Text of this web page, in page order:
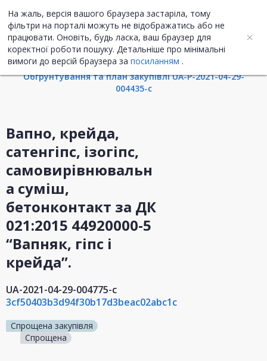
На жаль, версія вашого браузера застаріла, тому
фільтри на порталі можуть не відображатись або не
працювати. Оновіть, будь ласка, ваш браузер для
коректної роботи пошуку. Детальніше про мінімальні
вимоги до версій браузера за посиланням .
UA ENG
Інформація про закупівлю
Обгрунтування та план закупівлі UA-P-2021-04-29-
004435-c
Вапно, крейда,
сатенгіпс, ізогіпс,
самовирівнювальн
а суміш,
бетонконтакт за ДК
021:2015 44920000-5
“Вапняк, гіпс і
крейда”.
UA-2021-04-29-004775-c
3cf50403b3d94f30b17d3beac02abc1c
Спрощена закупівля
Спрощена